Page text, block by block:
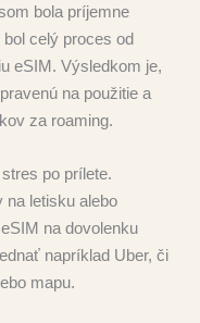
bola príjemne
celý proces od
eSIM. Výsledkom je,
na použitie a
za roaming.
po prílete.
na letisku alebo
na dovolenku
napríklad Uber, či
mapu.